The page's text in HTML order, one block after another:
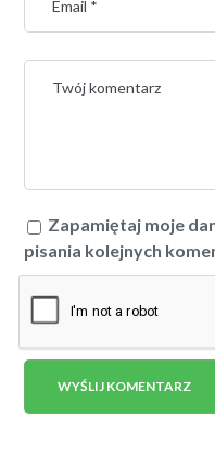
Zapamiętaj moje
pisania kolejnych